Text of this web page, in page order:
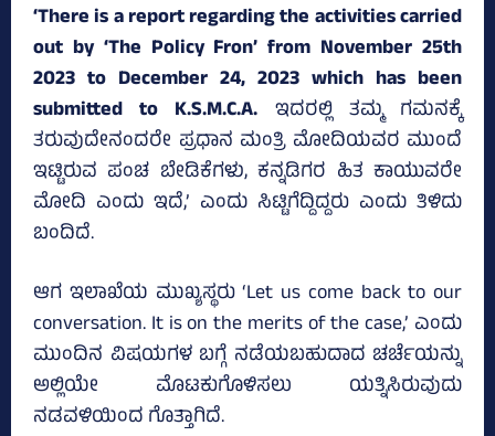
‘There is a report regarding the activities carried
out by ‘The Policy Fron’ from November 25th
2023 to December 24, 2023 which has been
submitted to K.S.M.C.A. ಇದರಲ್ಲಿ ತಮ್ಮ ಗಮನಕ್ಕೆ
ತರುವುದೇನಂದರೇ ಪ್ರಧಾನ ಮಂತ್ರಿ ಮೋದಿಯವರ ಮುಂದೆ
ಇಟ್ಟಿರುವ ಪಂಚ ಬೇಡಿಕೆಗಳು, ಕನ್ನಡಿಗರ ಹಿತ ಕಾಯುವರೇ
ಮೋದಿ ಎಂದು ಇದೆ,’ ಎಂದು ಸಿಟ್ಟಿಗೆದ್ದಿದ್ದರು ಎಂದು ತಿಳಿದು
ಬಂದಿದೆ.
ಆಗ ಇಲಾಖೆಯ ಮುಖ್ಯಸ್ಥರು ‘Let us come back to our
conversation. It is on the merits of the case,’ ಎಂದು
ಮುಂದಿನ ವಿಷಯಗಳ ಬಗ್ಗೆ ನಡೆಯಬಹುದಾದ ಚರ್ಚೆಯನ್ನು
ಅಲ್ಲಿಯೇ ಮೊಟಕುಗೊಳಿಸಲು ಯತ್ನಿಸಿರುವುದು
ನಡವಳಿಯಿಂದ ಗೊತ್ತಾಗಿದೆ.